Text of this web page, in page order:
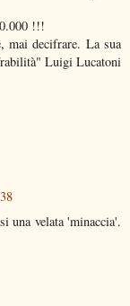
!!!
mai decifrare. La sua
Luigi Lucatoni
una velata 'minaccia'.